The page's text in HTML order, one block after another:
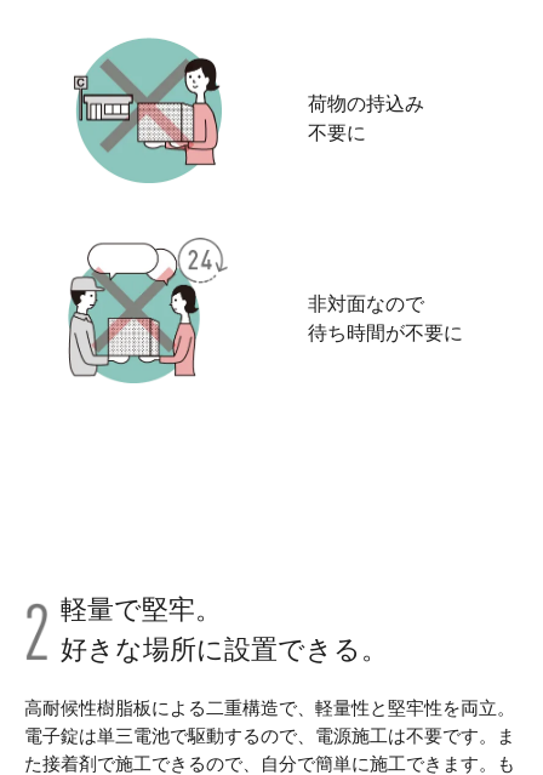
荷物の持込み
不要に
非対面なので
待ち時間が不要に
軽量で堅牢。
好きな場所に設置できる。
高耐候性樹脂板による二重構造で、軽量性と堅牢性を両立。
電子錠は単三電池で駆動するので、電源施工は不要です。ま
た接着剤で施工できるので、自分で簡単に施工できます。も